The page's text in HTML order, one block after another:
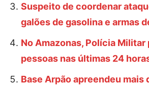
Suspeito de coordenar
galões de gasolina e armas
No Amazonas, Polícia Militar
pessoas nas últimas 24
Base Arpão apreendeu mais